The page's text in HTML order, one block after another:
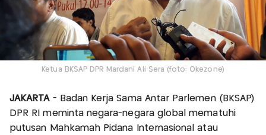
Ketua BKSAP DPR Mardani Ali Sera (foto: Okezone)
JAKARTA - Badan Kerja Sama Antar Parlemen (BKSAP)
DPR RI meminta negara-negara global mematuhi
putusan Mahkamah Pidana Internasional atau